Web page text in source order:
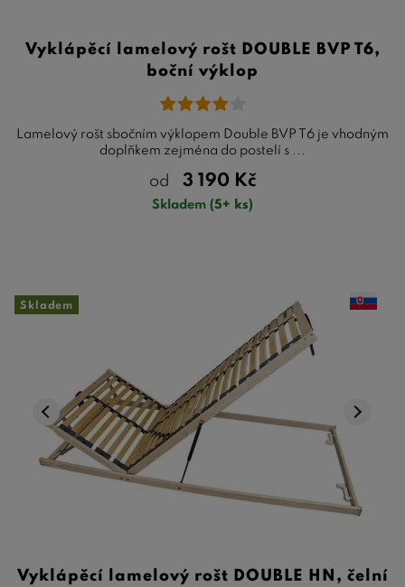
Vyklápěcí lamelový rošt DOUBLE BVP T6,
boční výklop
Lamelový rošt sbočním výklopem Double BVP T6 je vhodným
doplňkem zejména do postelí s ...
od 3 190 Kč
Skladem (5+ ks)
Skladem
Vyklápěcí lamelový rošt DOUBLE HN, čelní